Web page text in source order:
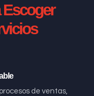
Escoger
de ventas,